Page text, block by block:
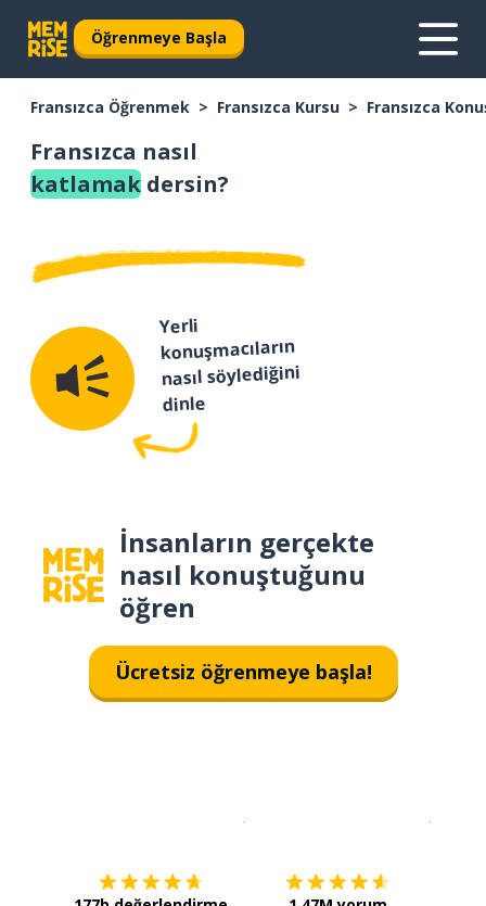
Öğrenmeye Başla
Fransızca Öğrenmek Fransızca Kursu Fransızca
Fransızca nasıl
katlamak dersin?
Yerli
konuşmacıların
nasıl söylediğini
dinle
İnsanların gerçekte
nasıl konuştuğunu
öğren
Ücretsiz öğrenmeye başla!